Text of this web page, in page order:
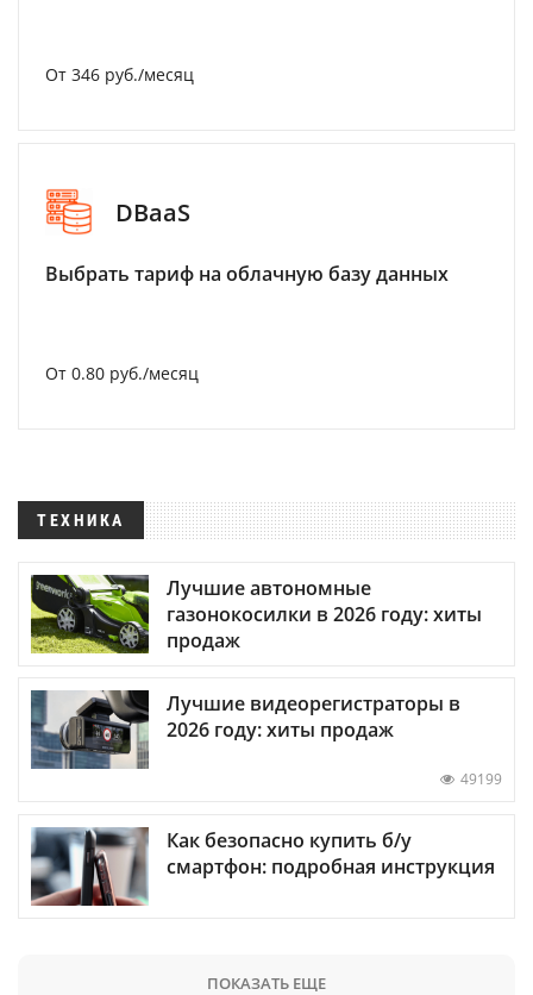
От 346 руб./месяц
DBaaS
Выбрать тариф на облачную базу данных
От 0.80 руб./месяц
ТЕХНИКА
Лучшие автономные
газонокосилки в 2026 году: хиты
продаж
Лучшие видеорегистраторы в
2026 году: хиты продаж
49199
Как безопасно купить б/у
смартфон: подробная инструкция
ПОКАЗАТЬ ЕЩЕ